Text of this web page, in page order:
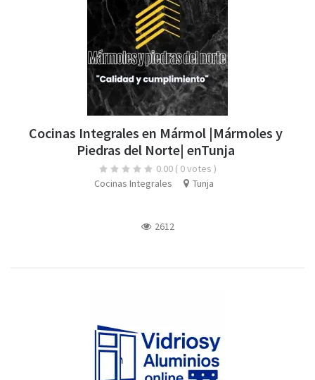
Cocinas Integrales en Mármol |Mármoles y
Piedras del Norte| enTunja
0.00 ( 0 votes )
Cocinas Integrales
Tunja
2612